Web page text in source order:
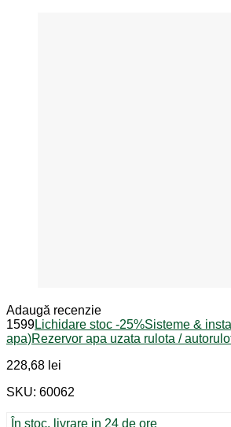
Adaugă recenzie
1599Lichidare stoc -25%Sisteme &
apa)Rezervor apa uzata rulota /
228,68 lei
SKU: 60062
În stoc, livrare in 24 de ore